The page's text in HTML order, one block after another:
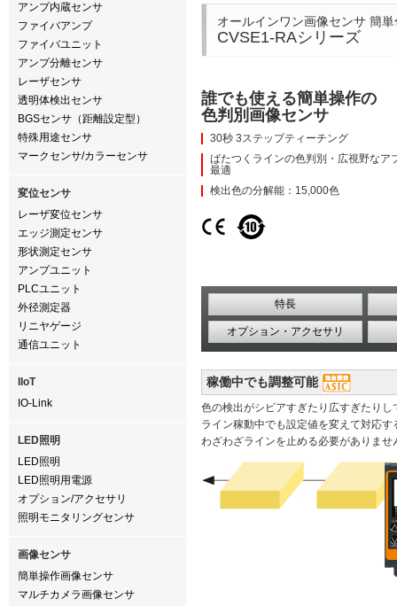
アンプ内蔵センサ
ファイバアンプ
ファイバユニット
アンプ分離センサ
レーザセンサ
透明体検出センサ
BGSセンサ（距離設定型）
特殊用途センサ
マークセンサ/カラーセンサ
変位センサ
レーザ変位センサ
エッジ測定センサ
形状測定センサ
アンプユニット
PLCユニット
外径測定器
リニヤゲージ
通信ユニット
IIoT
IO-Link
LED照明
LED照明
LED照明用電源
オプション/アクセサリ
照明モニタリングセンサ
画像センサ
簡単操作画像センサ
マルチカメラ画像センサ
オールインワン画像センサ 簡
CVSE1-RAシリーズ
誰でも使える簡単操作の
色判別画像センサ
30秒 3ステップティーチング
ばたつくラインの色判別・広視野なア
最適
検出色の分解能：15,000色
特長
オプション・アクセサリ
稼働中でも調整可能
色の検出がシビアすぎたり広すぎたり
ライン稼動中でも設定値を変えて対応す
わざわざラインを止める必要がありませ